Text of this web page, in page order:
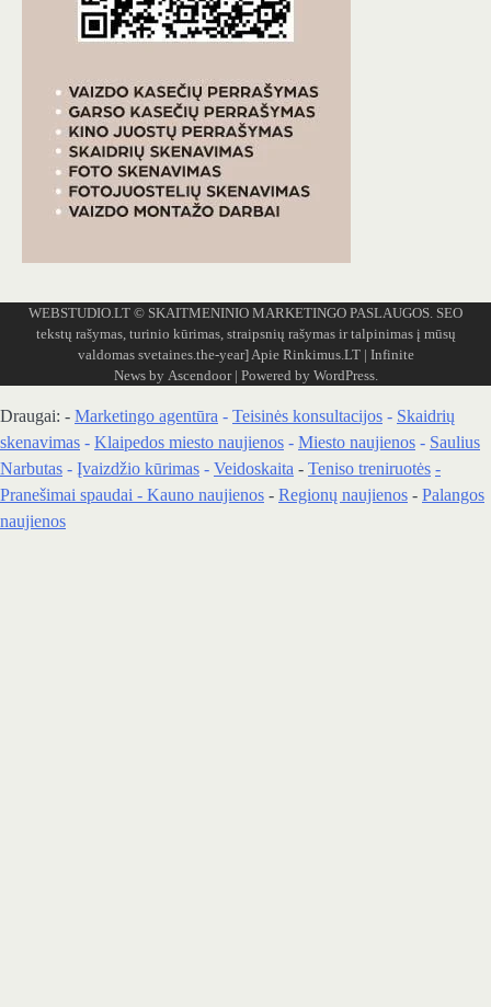
WEBSTUDIO.LT © SKAITMENINIO MARKETINGO PASLAUGOS. SEO
tekstų rašymas, turinio kūrimas, straipsnių rašymas ir talpinimas į mūsų
valdomas svetaines.the-year]Apie Rinkimus.LT| Infinite
News by Ascendoor| Powered by WordPress.
Draugai: - Marketingo agentūra - Teisinės konsultacijos - Skaidrių
skenavimas - Klaipedos miesto naujienos - Miesto naujienos - Saulius
Narbutas - Įvaizdžio kūrimas - Veidoskaita - Teniso treniruotės -
Pranešimai spaudai - Kauno naujienos - Regionų naujienos - Palangos
naujienos